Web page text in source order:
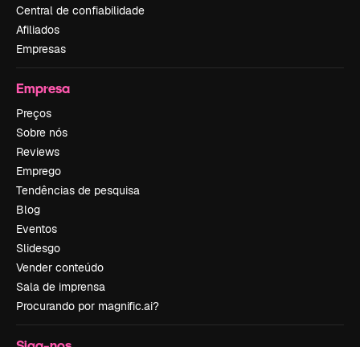
Central de confiabilidade
Afiliados
Empresas
Empresa
Preços
Sobre nós
Reviews
Emprego
Tendências de pesquisa
Blog
Eventos
Slidesgo
Vender conteúdo
Sala de imprensa
Procurando por magnific.ai?